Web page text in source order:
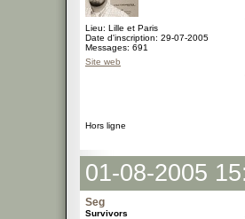
Lieu: Lille et Paris
Date d'inscription: 29-07-2005
Messages: 691
Site web
Hors ligne
01-08-2005
Seg
Survivors